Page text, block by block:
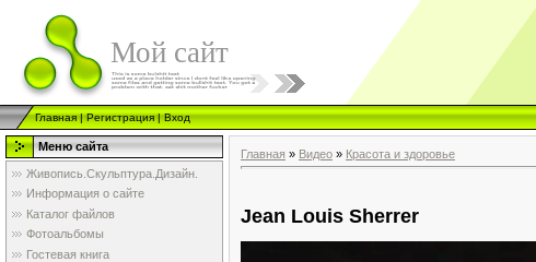
Мой сайт
Главная|Регистрация|Вход
Меню сайта
Живопись.Скульптура.Дизайн.
Информация о сайте
Каталог файлов
Фотоальбомы
Гостевая книга
Главная » Видео » Красота и здоровье
Jean Louis Sherrer